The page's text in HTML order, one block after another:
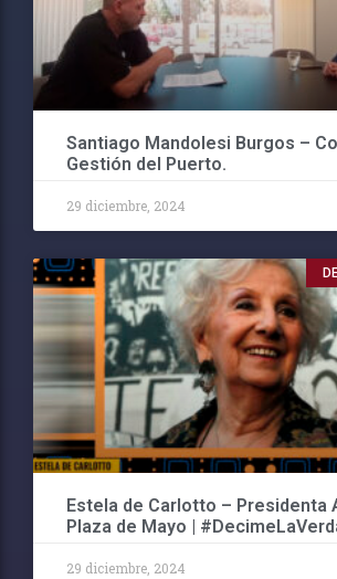
Santiago Mandolesi Burgos –
Gestión del Puerto.
29 diciembre, 2024
Estela de Carlotto – Presidenta
Plaza de Mayo |
29 diciembre, 2024